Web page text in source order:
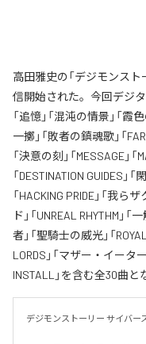
高田雅史の「デジモンスト
信開始された。今回デジタ
「追憶」「混沌の情景」「霞
一擲」「敗者の鎮魂歌」「
「決意の刻」「MESSAGE」
「DESTINATION GUIDES」「
「HACKING PRIDE」「我
ド」「UNREAL RHYTHM」
者」「聖騎士の威光」「
LORDS」「マザー・イータ
INSTALL」を含む全30曲と
デジモンストーリー サイバー